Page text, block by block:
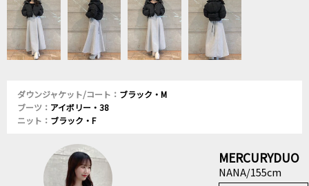
ダウンジャケット/コート： ブラック・M
ブーツ： アイボリー・38
ニット： ブラック・F
MERCURYDUO
NANA/155cm